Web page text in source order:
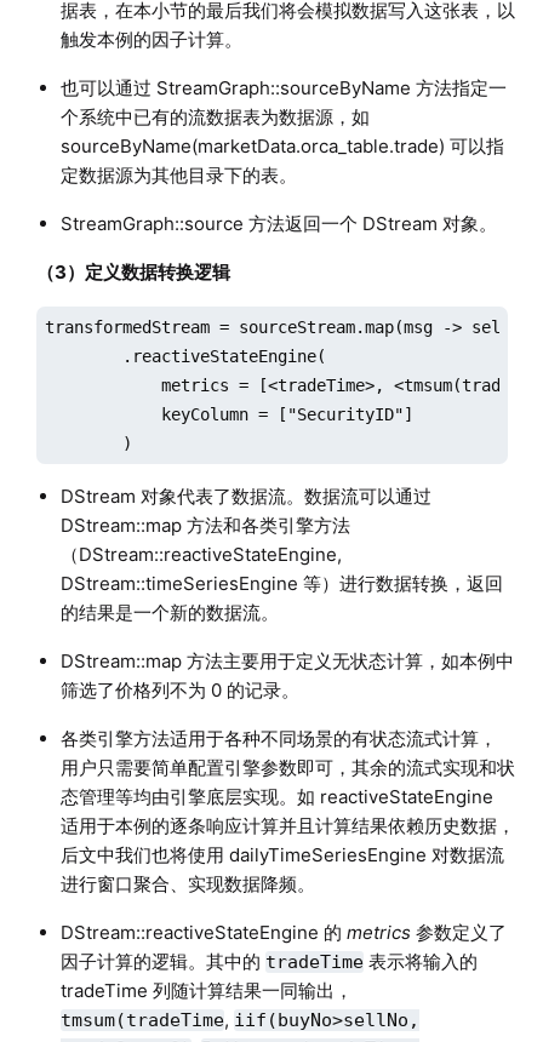
据表，在本小节的最后我们将会模拟数据写入这张表，以
触发本例的因子计算。
也可以通过 StreamGraph::sourceByName 方法指定一
个系统中已有的流数据表为数据源，如
sourceByName(marketData.orca_table.trade) 可以指
定数据源为其他目录下的表。
StreamGraph::source 方法返回一个 DStream 对象。
（3）定义数据转换逻辑
transformedStream = sourceStream.map(msg ->
        .reactiveStateEngine(
metrics = [<tradeTime>,
            keyColumn = ["SecurityID"]
        )
DStream 对象代表了数据流。数据流可以通过
DStream::map 方法和各类引擎方法
（DStream::reactiveStateEngine,
DStream::timeSeriesEngine 等）进行数据转换，返回
的结果是一个新的数据流。
DStream::map 方法主要用于定义无状态计算，如本例中
筛选了价格列不为 0 的记录。
各类引擎方法适用于各种不同场景的有状态流式计算，
用户只需要简单配置引擎参数即可，其余的流式实现和状
态管理等均由引擎底层实现。如 reactiveStateEngine
适用于本例的逐条响应计算并且计算结果依赖历史数据，
后文中我们也将使用 dailyTimeSeriesEngine 对数据流
进行窗口聚合、实现数据降频。
DStream::reactiveStateEngine 的 metrics参数定义了
因子计算的逻辑。其中的 tradeTime表示将输入的
tradeTime 列随计算结果一同输出，
tmsum(tradeTime, iif(buyNo>sellNo,